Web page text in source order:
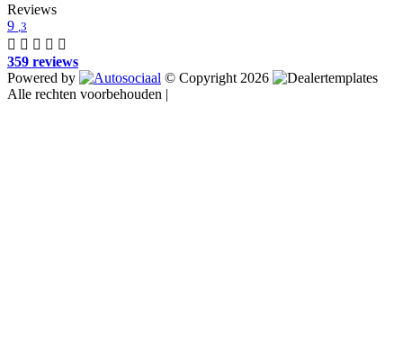
Reviews
9 ,3
359 reviews
Powered by
© Copyright 2026
Alle rechten voorbehouden |